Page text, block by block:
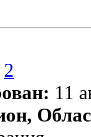
2
11